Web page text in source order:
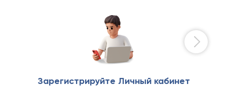
Зарегистрируйте Личный кабинет